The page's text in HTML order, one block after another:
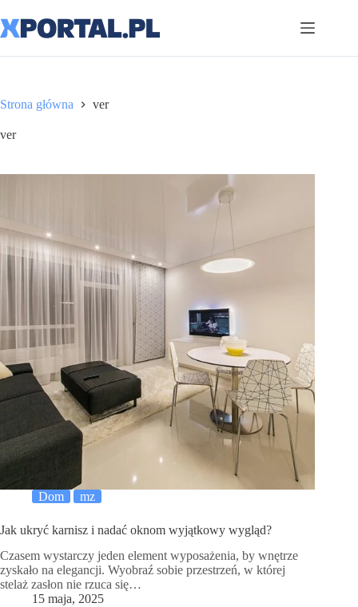
do
treści
Strona główna ver
ver
Dom mz
Jak ukryć karnisz i nadać oknom wyjątkowy wygląd?
Czasem wystarczy jeden element wyposażenia, by wnętrze
zyskało na elegancji. Wyobraź sobie przestrzeń, w której
stelaż zasłon nie rzuca się…
15 maja, 2025